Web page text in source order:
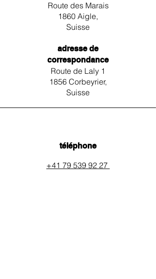
Route des Marais
1860 Aigle,
Suisse
adresse de
correspondance
Route de Laly 1
1856 Corbeyrier,
Suisse
téléphone
+41 79 539 92 27